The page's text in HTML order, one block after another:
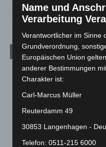
Kunst trifft Weingenuss:
Werke im Jacques’ Wein-
8. August 2026
A2: Zweite Turbobaustelle
Name und
Verarbeitung
Verantwortlicher im Sinne
Grundverordnung,
Europäischen Union
anderer Bestimmungen
Charakter ist:
Carl-Marcus Müller
Reuterdamm 49
30853 Langenhagen -
Telefon: 0511-215 6000